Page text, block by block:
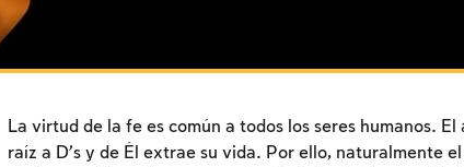
La virtud de la fe es común a todos los seres humanos.
raíz a D’s y de Él extrae su vida. Por ello, naturalmente